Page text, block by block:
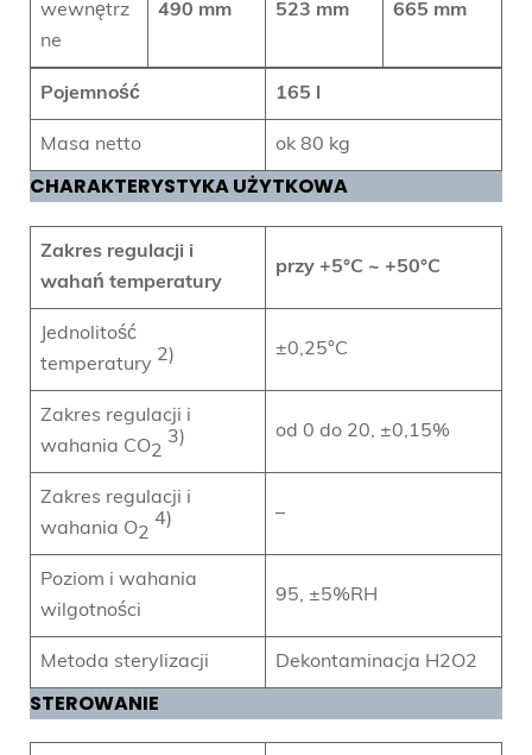
wewnętrz
ne
490 mm 523 mm 665 mm
Pojemność 165 l
Masa netto ok 80 kg
CHARAKTERYSTYKA UŻYTKOWA
Zakres regulacji i
wahań temperatury
przy +5°C ~ +50°C
Jednolitość
temperatury 2) ±0,25°C
Zakres regulacji i
wahania CO2
3) od 0 do 20, ±0,15%
Zakres regulacji i
wahania O2
4) –
Poziom i wahania
wilgotności
95, ±5%RH
Metoda sterylizacji Dekontaminacja H2O2
STEROWANIE